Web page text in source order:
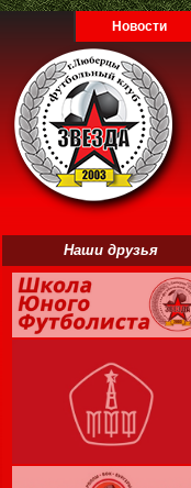
Новости
Наши друзья